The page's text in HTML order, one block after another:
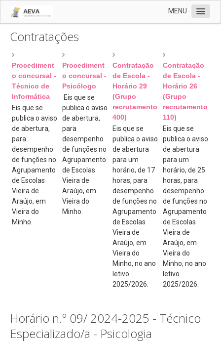
MENU
AEVA
Notícias
Recentes
Revista Vernária
Cartão
Clube Ciência Viva
Biblioteca
EMAEI
Programa de Mentorias
Projeto de Educação para a Saúde
Contratações
Procediment
o concursal -
Técnico de
Informática
Eis que se
publica o aviso
de abertura,
para
desempenho
de funções no
Agrupamento
de Escolas
Vieira de
Araújo, em
Vieira do
Minho.
Procediment
o concursal -
Psicólogo
Eis que se
publica o aviso
de abertura,
para
desempenho
de funções no
Agrupamento
de Escolas
Vieira de
Araújo, em
Vieira do
Minho.
Contratação
de Escola -
Horário 29
(Grupo
recrutamento
400)
Eis que se
publica o aviso
de abertura
para um
horário, de 17
horas, para
desempenho
de funções no
Agrupamento
de Escolas
Vieira de
Araújo, em
Vieira do
Minho, no ano
letivo
2025/2026.
Contratação
de Escola -
Horário 26
(Grupo
recrutamento
110)
Eis que se
publica o aviso
de abertura
para um
horário, de 25
horas, para
desempenho
de funções no
Agrupamento
de Escolas
Vieira de
Araújo, em
Vieira do
Minho, no ano
letivo
2025/2026.
Horário n.º 09/ 2024-2025 - Técnico
Especializado/a - Psicologia